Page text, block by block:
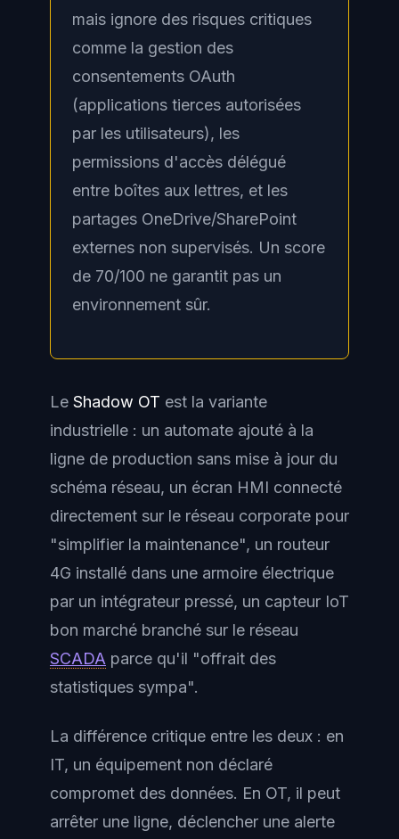
mais ignore des risques critiques
comme la gestion des
consentements OAuth
(applications tierces autorisées
par les utilisateurs), les
permissions d'accès délégué
entre boîtes aux lettres, et les
partages OneDrive/SharePoint
externes non supervisés. Un score
de 70/100 ne garantit pas un
environnement sûr.
Le Shadow OT est la variante
industrielle : un automate ajouté à la
ligne de production sans mise à jour du
schéma réseau, un écran HMI connecté
directement sur le réseau corporate pour
"simplifier la maintenance", un routeur
4G installé dans une armoire électrique
par un intégrateur pressé, un capteur IoT
bon marché branché sur le réseau
SCADA parce qu'il "offrait des
statistiques sympa".
La différence critique entre les deux : en
IT, un équipement non déclaré
compromet des données. En OT, il peut
arrêter une ligne, déclencher une alerte